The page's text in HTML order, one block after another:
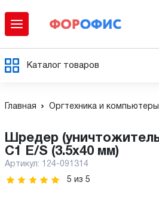
Каталог товаров
Главная Оргтехника и компьютеры
Шредер (уничтожитель) Kobra
C1 E/S (3.5x40 мм)
Артикул: 124-091314
5 из 5